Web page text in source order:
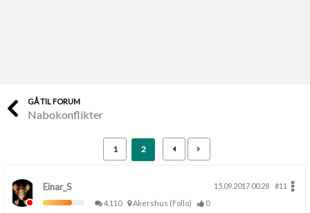
Finn håndverkere
Skaff dokumentasjon som mangler
GÅ TIL FORUM
Nabokonflikter
1 2
Einar_S 15.09.2017 00.28
#11
4,110
Akershus (Follo) 0